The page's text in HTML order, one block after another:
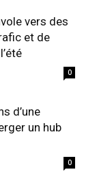
vers des
et de
0
d’une
un hub
0